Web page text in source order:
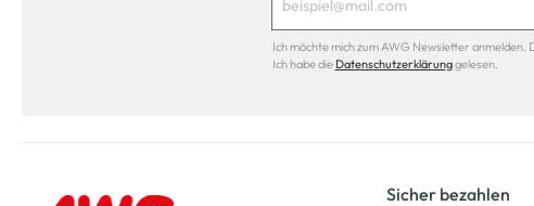
Ich möchte mich zum AWG Newsletter anmelden.
Ich habe die Datenschutzerklärunggelesen.
Sicher bezahlen